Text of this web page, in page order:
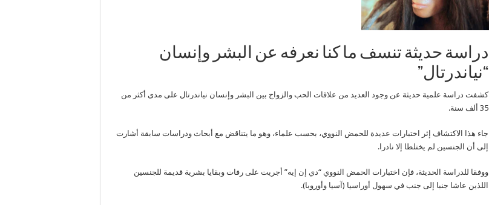
دراسة حديثة تنسف ما كنا نعرفه عن البشر وإنسان
“نياندرتال”
كشفت دراسة علمية حديثة عن وجود العديد من علاقات الحب والزواج بين البشر وإنسان نياندرتال على مدى أكثر من
35 ألف سنة.
جاء هذا الاكتشاف إثر اختبارات عديدة للحمض النووي، بحسب علماء، وهو ما يتناقض مع أبحاث ودراسات سابقة أشارت
إلى أن الجنسين لم يختلطا إلا نادرا.
ووفقا للدراسة الحديثة، فإن اختبارات الحمض النووي “دي إن إيه” أجريت على رفات وبقايا بشرية قديمة للجنسين
اللذين عاشا جنبا إلى جنب في سهول أوراسيا (آسيا وأوروبا).